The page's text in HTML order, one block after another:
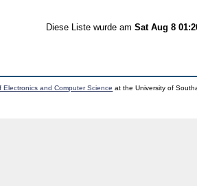
Diese Liste wurde am Sat Aug 8
Electronics and Computer Science at the University of